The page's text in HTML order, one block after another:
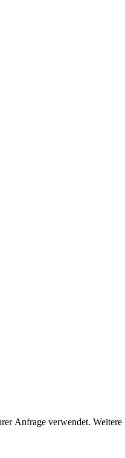
Anfrage verwendet.